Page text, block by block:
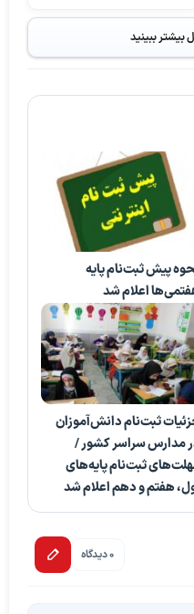
بیشتر ببینید
پیش ثبت‌نام پایه
اعلام شد
ثبت‌نام دانش‌آموزان
مدارس سراسر کشور /
ثبت‌نام پایه‌های
هفتم و دهم اعلام شد
0 دیدگاه